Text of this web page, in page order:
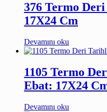
376 Termo
17X24 Cm
Devamını oku
1105 Termo
Ebat: 17X24
Devamını oku